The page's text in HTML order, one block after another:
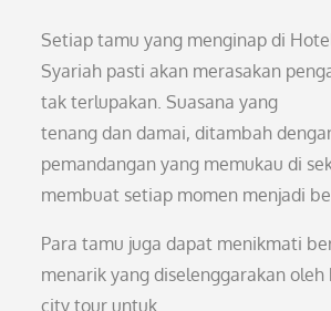
Setiap tamu yang menginap di
Syariah pasti akan merasakan
tak terlupakan. Suasana yang
tenang dan damai, ditambah
pemandangan yang memukau di
membuat setiap momen menjadi
Para tamu juga dapat menikmati
menarik yang diselenggarakan
city tour untuk